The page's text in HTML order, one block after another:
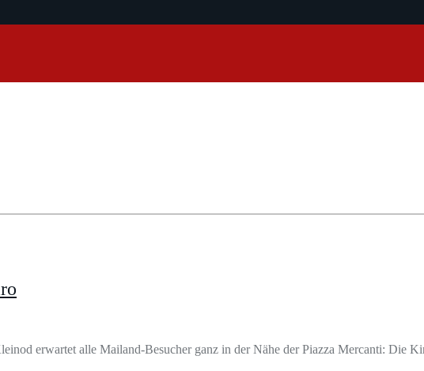
erwartet alle Mailand-Besucher ganz in der Nähe der Piazza Mercanti: Die